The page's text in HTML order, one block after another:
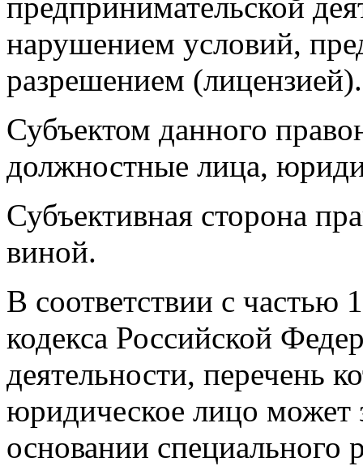
предпринимательской
нарушением условий,
разрешением (лицензией).
Субъектом данного
должностные лица,
Субъективная сторона
виной.
В соответствии с частью
кодекса Российской
деятельности, перечень
юридическое лицо может
основании специального